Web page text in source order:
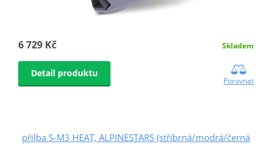
6 729 Kč Skladem
Detail produktu
Porovnat
přilba S-M3 HEAT, ALPINESTARS (stříbrná/modrá/černá